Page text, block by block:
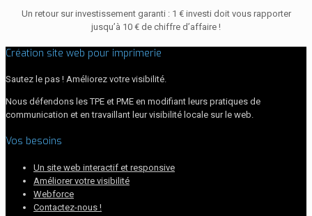
Un retour sur investissement garanti : 1 € investi doit vous rapporter
jusqu’à 10 € de chiffre d’affaire !
Création site web pour imprimerie
Sautez le pas ! Améliorez votre visibilité.
Nous défendons les TPE et PME en modifiant leurs pratiques de
communication et en travaillant leur visibilité locale sur le web.
Vos besoins
Un site web interactif et responsive
Améliorer votre visibilité
Webforce
Contactez-nous !